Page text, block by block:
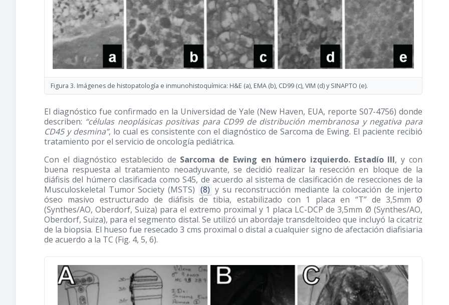
Figura 3. Imágenes de histopatología e inmunohistoquímica: H&E (a), EMA (b), CD99 (c), VIM (d) y SINAPTO (e).
El diagnóstico fue confirmado en la Universidad de Yale (New Haven, EUA, reporte S07-4756) donde
describen: “células neoplásicas positivas para CD99 de distribución membranosa y negativa para
CD45 y desmina”, lo cual es consistente con el diagnóstico de Sarcoma de Ewing. El paciente recibió
tratamiento por el servicio de oncología pediátrica.
Con el diagnóstico establecido de Sarcoma de Ewing en húmero izquierdo. Estadío III, y con
buena respuesta al tratamiento neoadyuvante, se decidió realizar la resección en bloque de la
diáfisis del húmero clasificada como S45, de acuerdo al sistema de clasificación de resecciones de la
Musculoskeletal Tumor Society (MSTS) (8) y su reconstrucción mediante la colocación de injerto
óseo masivo estructurado de diáfisis de tibia, estabilizado con 1 placa en “T” de 3,5mm Ø
(Synthes/AO, Oberdorf, Suiza) para el extremo proximal y 1 placa LC-DCP de 3,5mm Ø (Synthes/AO,
Oberdorf, Suiza), para el segmento distal. Se utilizó un abordaje transdeltoideo que incluyó la cicatriz
de la biopsia. El hueso fue resecado 3 cms proximal o distal a cualquier signo de afectación diafisiaria
de acuerdo a la TC (Fig. 4, 5, 6).